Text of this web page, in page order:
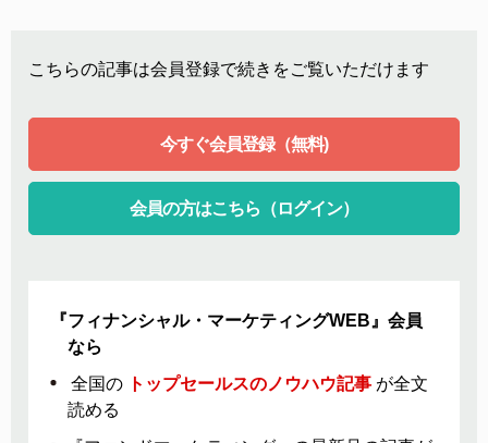
こちらの記事は会員登録で続きをご覧いただけます
今すぐ会員登録（無料)
会員の方はこちら（ログイン）
『フィナンシャル・マーケティングWEB』会員
なら
全国の トップセールスのノウハウ記事 が全文
読める